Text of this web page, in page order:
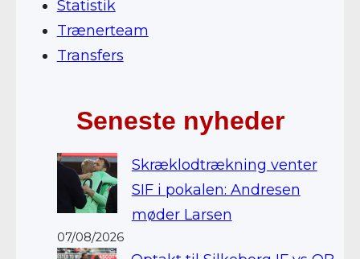
Statistik
Trænerteam
Transfers
Seneste nyheder
Skræklodtrækning venter
SIF i pokalen: Andresen
møder Larsen
07/08/2026